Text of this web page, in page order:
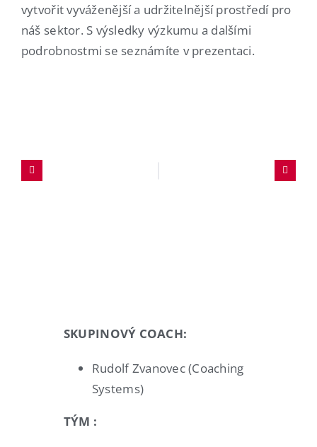
vytvořit vyváženější a udržitelnější prostředí pro
náš sektor. S výsledky výzkumu a dalšími
podrobnostmi se seznámíte v prezentaci.
SKUPINOVÝ COACH:
Rudolf Zvanovec (Coaching
Systems)
TÝM :